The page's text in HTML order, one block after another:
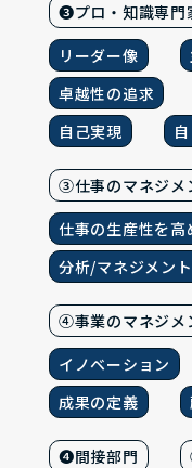
❸プロ・知識専門
リーダー像
卓越性の追求
自己実現
③仕事のマネジメ
仕事の生産性を高
分析/マネジメン
④事業のマネジメ
イノベーション
成果の定義
❹間接部門